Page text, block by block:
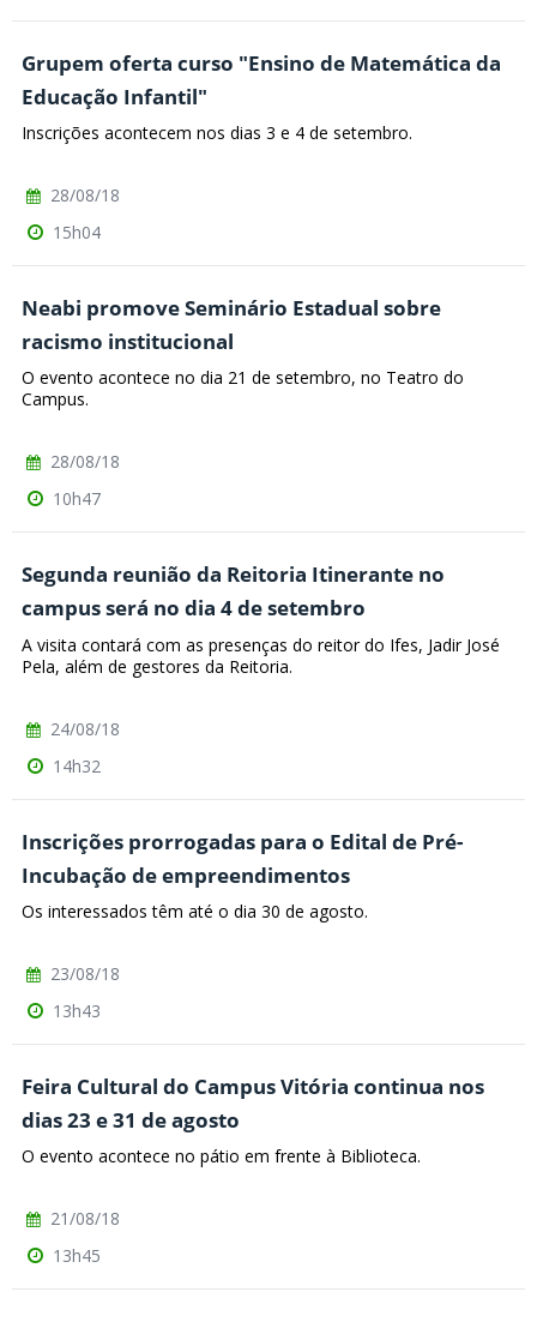
Grupem oferta curso "Ensino de Matemática da
Educação Infantil"
Inscrições acontecem nos dias 3 e 4 de setembro.
28/08/18
15h04
Neabi promove Seminário Estadual sobre
racismo institucional
O evento acontece no dia 21 de setembro, no Teatro do
Campus.
28/08/18
10h47
Segunda reunião da Reitoria Itinerante no
campus será no dia 4 de setembro
A visita contará com as presenças do reitor do Ifes, Jadir José
Pela, além de gestores da Reitoria.
24/08/18
14h32
Inscrições prorrogadas para o Edital de Pré-
Incubação de empreendimentos
Os interessados têm até o dia 30 de agosto.
23/08/18
13h43
Feira Cultural do Campus Vitória continua nos
dias 23 e 31 de agosto
O evento acontece no pátio em frente à Biblioteca.
21/08/18
13h45